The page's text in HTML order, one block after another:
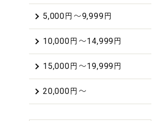
5,000円〜9,999円
10,000円〜14,999円
15,000円〜19,999円
20,000円〜